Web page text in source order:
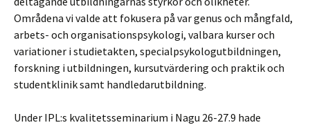
Områdena vi valde att fokusera på var genus och mångfald,
arbets- och organisationspsykologi, valbara kurser och
variationer i studietakten, specialpsykologutbildningen,
forskning i utbildningen, kursutvärdering och praktik och
studentklinik samt handledarutbildning.
Under IPL:s kvalitetsseminarium i Nagu 26-27.9 hade